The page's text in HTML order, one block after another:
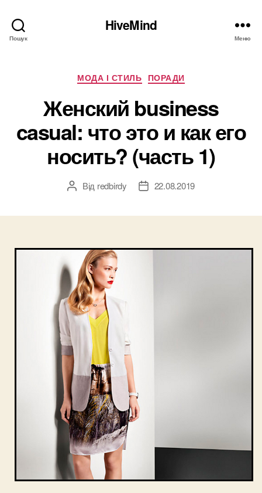
Пошук
HiveMind
Меню
Категорії
МОДА І СТИЛЬ ПОРАДИ
Женский business
casual: что это и как его
носить? (часть 1)
Автор
Від redbirdy
Дата22.08.2019